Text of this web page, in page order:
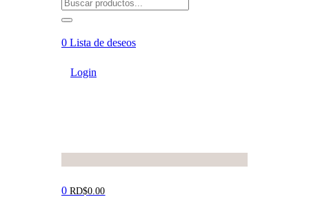
0 Lista de deseos
Login
0 RD$0.00